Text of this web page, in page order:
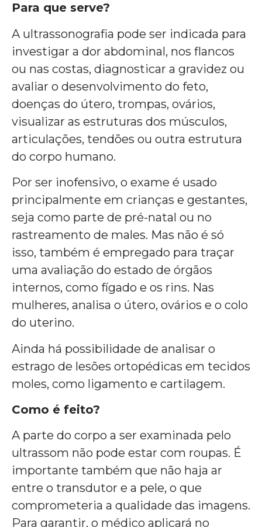
Para que serve?
A ultrassonografia pode ser indicada para
investigar a dor abdominal, nos flancos
ou nas costas, diagnosticar a gravidez ou
avaliar o desenvolvimento do feto,
doenças do útero, trompas, ovários,
visualizar as estruturas dos músculos,
articulações, tendões ou outra estrutura
do corpo humano.
Por ser inofensivo, o exame é usado
principalmente em crianças e gestantes,
seja como parte de pré-natal ou no
rastreamento de males. Mas não é só
isso, também é empregado para traçar
uma avaliação do estado de órgãos
internos, como fígado e os rins. Nas
mulheres, analisa o útero, ovários e o colo
do uterino.
Ainda há possibilidade de analisar o
estrago de lesões ortopédicas em tecidos
moles, como ligamento e cartilagem.
Como é feito?
A parte do corpo a ser examinada pelo
ultrassom não pode estar com roupas. É
importante também que não haja ar
entre o transdutor e a pele, o que
comprometeria a qualidade das imagens.
Para garantir, o médico aplicará no